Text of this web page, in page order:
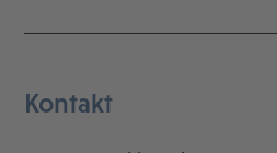
Kontakt